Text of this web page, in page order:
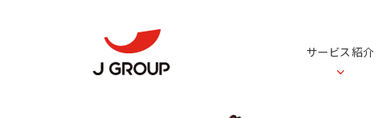
サービス紹介